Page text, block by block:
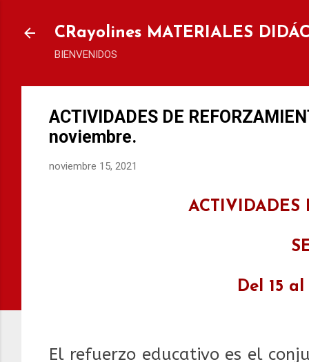
CRayolines MATERIALES
BIENVENIDOS
ACTIVIDADES DE
noviembre.
noviembre 15, 2021
Del 15
El refuerzo educativo es el